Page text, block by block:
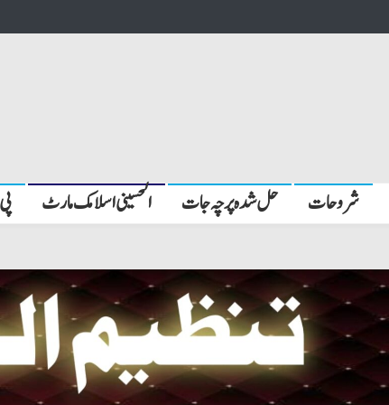
الحسینی اسلامک مارٹ حل شدہ پرچہ جات شروحات